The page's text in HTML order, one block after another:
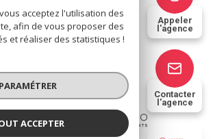
ACCORD IMMOBILIER 63
Appeler
l'agence
Contacter
l'agence
réservés
par
acceptez l'utilisation des
afin de vous proposer des
et réaliser des statistiques !
PARAMÉTRER
ACCEPTER